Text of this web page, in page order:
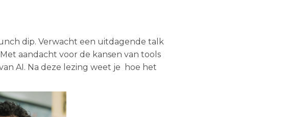
dip. Verwacht een uitdagende talk
aandacht voor de kansen van tools
AI. Na deze lezing weet je hoe het